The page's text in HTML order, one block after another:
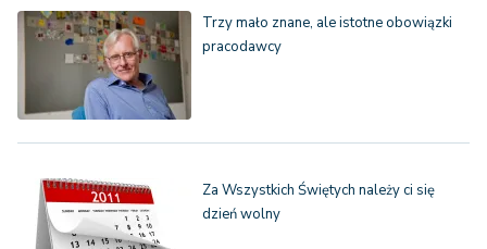
Trzy mało znane, ale istotne obowiązki
pracodawcy
Za Wszystkich Świętych należy ci się
dzień wolny